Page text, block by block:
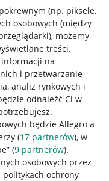
(np. piksele,
osobowych (między
, możemy
treści.
na
i przetwarzanie
analiz rynkowych i
odnaleźć Ci w
będzie Allegro a
(17 partnerów), w
(9 partnerów).
osobowych przez
ochrony